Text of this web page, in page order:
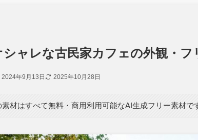
シャレな古民家カフェの外観・フ
2024年9月13日 2025年10月28日
材はすべて無料・商用利用可能なAI生成フリー素材で